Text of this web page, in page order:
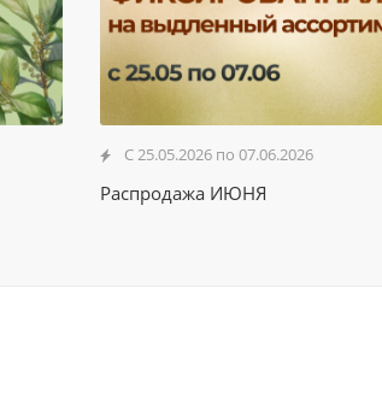
С 25.05.2026 по 07.06.2026
Распродажа ИЮНЯ